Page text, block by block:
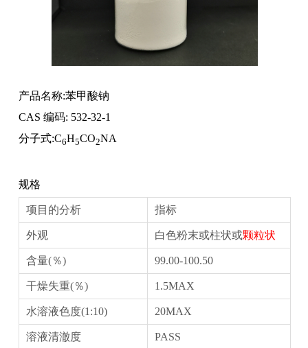
产品名称:苯甲酸钠
CAS 编码: 532-32-1
分子式:C6H5CO2NA
规格
项目的分析 指标
外观 白色粉末或柱状或颗粒状
含量(％) 99.00-100.50
干燥失重(％) 1.5MAX
水溶液色度(1:10) 20MAX
溶液清澈度 PASS